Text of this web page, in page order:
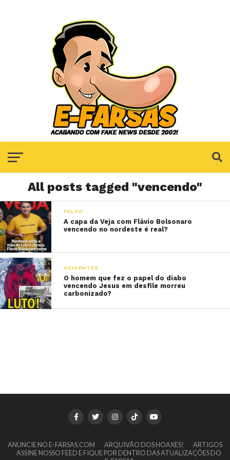
All posts tagged "vencendo"
FALSO
A capa da Veja com Flávio Bolsonaro
vencendo no nordeste é real?
ACIDENTES
O homem que fez o papel do diabo
vencendo Jesus em desfile morreu
carbonizado?
ANUNCIE NO E-FARSAS.COM ARQUIVÃO DOS HOAXES!
ARTIGOS
ASSINE NOSSO FEED E FIQUE POR DENTRO DAS ATUALIZAÇÕES DO